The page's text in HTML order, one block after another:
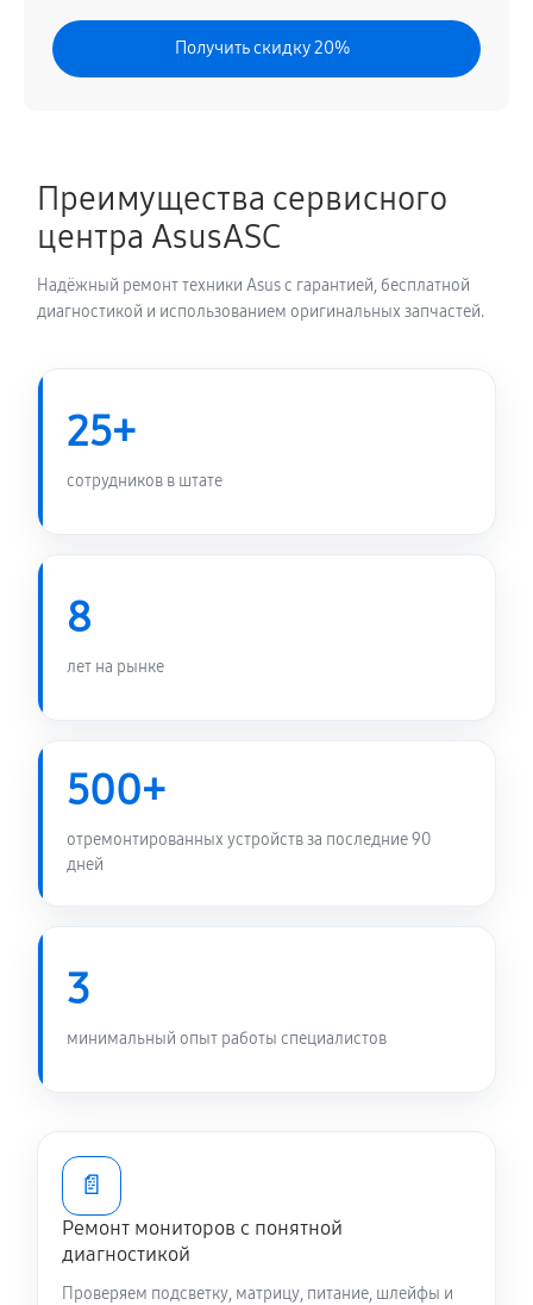
Ремонт блока управления
630 руб 60 минут
Замена электронных компонентов
1710 руб
Получить скидку 20%
Преимущества сервисного
центра AsusASC
Надёжный ремонт техники Asus с гарантией, бесплатной
диагностикой и использованием оригинальных запчастей.
25+
сотрудников в штате
8
лет на рынке
500+
отремонтированных устройств за последние 90
дней
3
минимальный опыт работы специалистов
📄
Ремонт мониторов с понятной
диагностикой
Проверяем подсветку, матрицу, питание, шлейфы и